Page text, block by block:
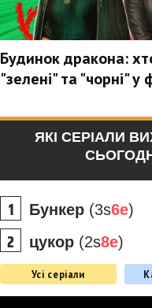
Будинок дракона:
"зелені" та "чорні" у
ЯКІ СЕРІАЛИ
Бункер (3s6e)
цукор (2s8e)
Усі серіали